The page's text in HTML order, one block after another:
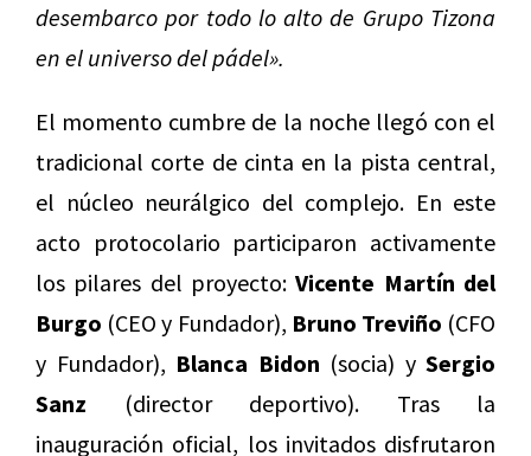
desembarco por todo lo alto de Grupo Tizona
en el universo del pádel».
El momento cumbre de la noche llegó con el
tradicional corte de cinta en la pista central,
el núcleo neurálgico del complejo. En este
acto protocolario participaron activamente
los pilares del proyecto:Vicente Martín del
Burgo (CEO y Fundador), Bruno Treviño (CFO
y Fundador), Blanca Bidon (socia) y Sergio
Sanz (director deportivo). Tras la
inauguración oficial, los invitados disfrutaron